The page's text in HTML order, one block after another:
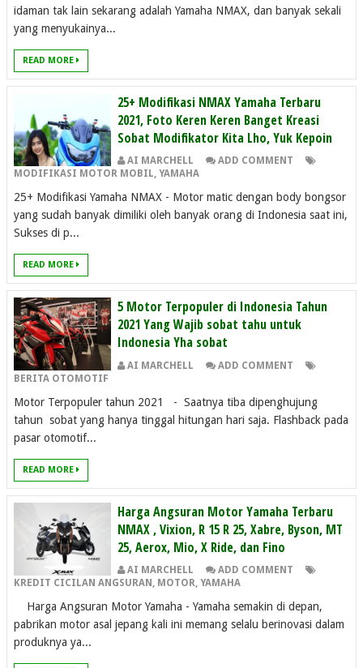
idaman tak lain sekarang adalah Yamaha NMAX, dan banyak sekali
yang menyukainya...
READ MORE
25+ Modifikasi NMAX Yamaha Terbaru
2021, Foto Keren Keren Banget Kreasi
Sobat Modifikator Kita Lho, Yuk Kepoin
AI MARCHELL
ADD COMMENT
MODIFIKASI MOTOR MOBIL, YAMAHA
25+ Modifikasi Yamaha NMAX - Motor matic dengan body bongsor
yang sudah banyak dimiliki oleh banyak orang di Indonesia saat ini,
Sukses di p...
READ MORE
5 Motor Terpopuler di Indonesia Tahun
2021 Yang Wajib sobat tahu untuk
Indonesia Yha sobat
AI MARCHELL
ADD COMMENT
BERITA OTOMOTIF
Motor Terpopuler tahun 2021 - Saatnya tiba dipenghujung
tahun sobat yang hanya tinggal hitungan hari saja. Flashback pada
pasar otomotif...
READ MORE
Harga Angsuran Motor Yamaha Terbaru
NMAX , Vixion, R 15 R 25, Xabre, Byson, MT
25, Aerox, Mio, X Ride, dan Fino
AI MARCHELL
ADD COMMENT
KREDIT CICILAN ANGSURAN , MOTOR, YAMAHA
Harga Angsuran Motor Yamaha - Yamaha semakin di depan,
pabrikan motor asal jepang kali ini memang selalu berinovasi dalam
produknya ya...